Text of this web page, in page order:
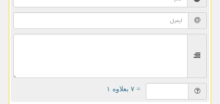
= ۷ بعلاوه ۱